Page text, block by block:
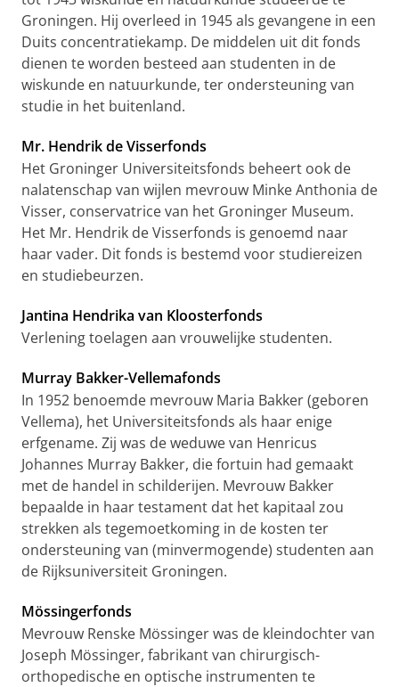
Groningen. Hij overleed in 1945 als gevangene in een
Duits concentratiekamp. De middelen uit dit fonds
dienen te worden besteed aan studenten in de
wiskunde en natuurkunde, ter ondersteuning van
studie in het buitenland.
Mr. Hendrik de Visserfonds
Het Groninger Universiteitsfonds beheert ook de
nalatenschap van wijlen mevrouw Minke Anthonia de
Visser, conservatrice van het Groninger Museum.
Het Mr. Hendrik de Visserfonds is genoemd naar
haar vader. Dit fonds is bestemd voor studiereizen
en studiebeurzen.
Jantina Hendrika van Kloosterfonds
Verlening toelagen aan vrouwelijke studenten.
Murray Bakker-Vellemafonds
In 1952 benoemde mevrouw Maria Bakker (geboren
Vellema), het Universiteitsfonds als haar enige
erfgename. Zij was de weduwe van Henricus
Johannes Murray Bakker, die fortuin had gemaakt
met de handel in schilderijen. Mevrouw Bakker
bepaalde in haar testament dat het kapitaal zou
strekken als tegemoetkoming in de kosten ter
ondersteuning van (minvermogende) studenten aan
de Rijksuniversiteit Groningen.
Mössingerfonds
Mevrouw Renske Mössinger was de kleindochter van
Joseph Mössinger, fabrikant van chirurgisch-
orthopedische en optische instrumenten te